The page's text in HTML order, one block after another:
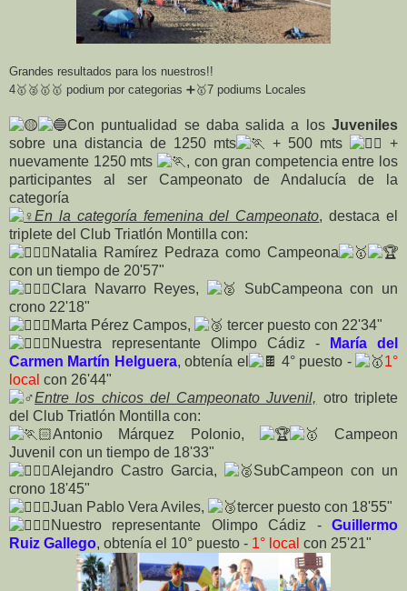
Grandes resultados para los nuestros!!
4🥇🥈🥇🥇 podium por categorias ➕🥇7 podiums Locales
Con puntualidad se daba salida a losJuveniles
sobre una distancia de 1250 mts
+ 500 mts
+
nuevamente 1250 mts
, con gran competencia entre los
participantes al ser Campeonato de Andalucía de la
categoría
En la categoría femenina del Campeonato, destaca el
triplete del Club Triatlón Montilla con:
Natalia Ramírez Pedraza como Campeona
con un tiempo de 20'57"
Clara Navarro Reyes,
SubCampeona con un
crono 22'18"
Marta Pérez Campos,
tercer puesto con 22'34"
Nuestra representante Olimpo Cádiz -
María del
Carmen Martín Helguera, obtenía el 4° puesto -
1°
local con 26'44"
Entre los chicos del Campeonato Juvenil, otro triplete
del Club Triatlón Montilla con:
Antonio Márquez Polonio,
Campeon
Juvenil con un tiempo de 18'33"
Alejandro Castro Garcia,
SubCampeon con un
crono 18'45"
Juan Pablo Vera Aviles,
tercer puesto con 18'55"
Nuestro representante Olimpo Cádiz - Guillermo
Ruiz Gallego, obtenía el 10° puesto - 1° local con 25'21"